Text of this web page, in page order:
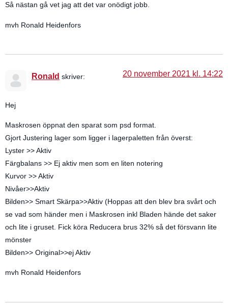
Så nästan gå vet jag att det var onödigt jobb.
mvh Ronald Heidenfors
Ronald skriver: 20 november 2021 kl. 14:22
Hej
Maskrosen öppnat den sparat som psd format.
Gjort Justering lager som ligger i lagerpaletten från överst:
Lyster >> Aktiv
Färgbalans >> Ej aktiv men som en liten notering
Kurvor >> Aktiv
Nivåer>>Aktiv
Bilden>> Smart Skärpa>>Aktiv (Hoppas att den blev bra svårt och
se vad som händer men i Maskrosen inkl Bladen hände det saker
och lite i gruset. Fick köra Reducera brus 32% så det försvann lite
mönster
Bilden>> Original>>ej Aktiv
mvh Ronald Heidenfors